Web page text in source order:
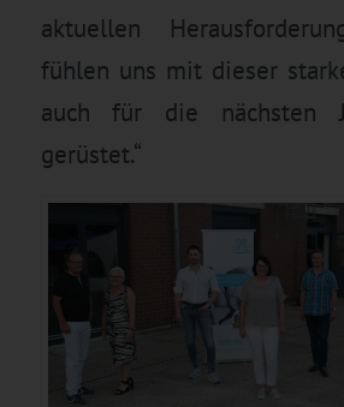
aktuellen
fühlen uns mit dieser
auch für die nächsten
gerüstet.“